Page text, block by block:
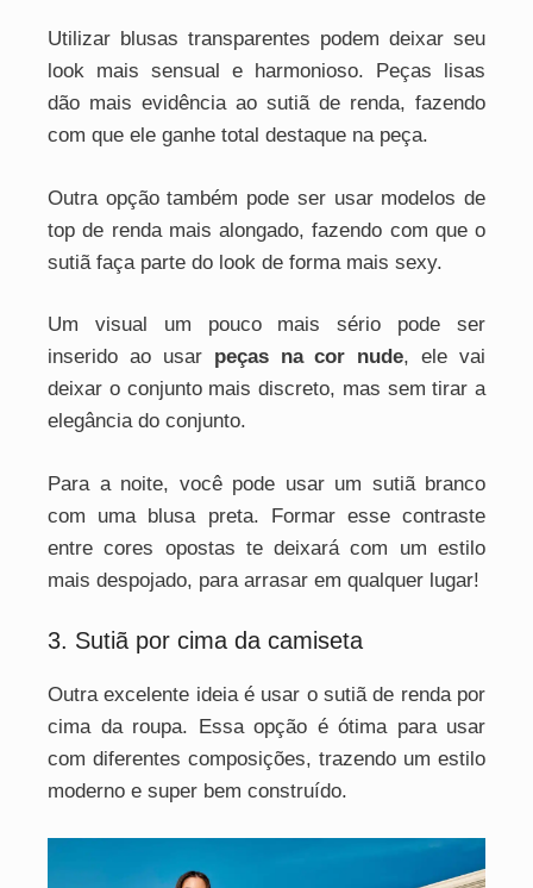
Utilizar blusas transparentes podem deixar seu
look mais sensual e harmonioso. Peças lisas
dão mais evidência ao sutiã de renda, fazendo
com que ele ganhe total destaque na peça.
Outra opção também pode ser usar modelos de
top de renda mais alongado, fazendo com que o
sutiã faça parte do look de forma mais sexy.
Um visual um pouco mais sério pode ser
inserido ao usar peças na cor nude, ele vai
deixar o conjunto mais discreto, mas sem tirar a
elegância do conjunto.
Para a noite, você pode usar um sutiã branco
com uma blusa preta. Formar esse contraste
entre cores opostas te deixará com um estilo
mais despojado, para arrasar em qualquer lugar!
3. Sutiã por cima da camiseta
Outra excelente ideia é usar o sutiã de renda por
cima da roupa. Essa opção é ótima para usar
com diferentes composições, trazendo um estilo
moderno e super bem construído.